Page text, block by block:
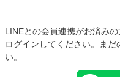
LINEとの会員連携がお済み
ログインしてください。まだ
い。